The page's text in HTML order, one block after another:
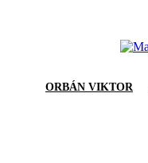
ORBÁN VIKTOR